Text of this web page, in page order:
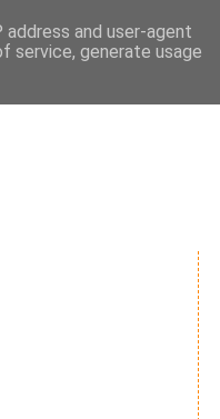
and user-agent
service, generate usage